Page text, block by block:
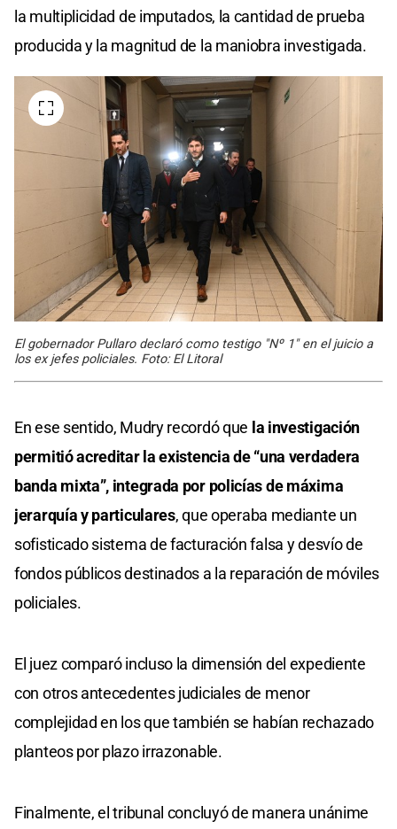
la multiplicidad de imputados, la cantidad de prueba
producida y la magnitud de la maniobra investigada.
El gobernador Pullaro declaró como testigo "Nº 1" en el juicio a
los ex jefes policiales. Foto: El Litoral
En ese sentido, Mudry recordó que la investigación
permitió acreditar la existencia de “una verdadera
banda mixta”, integrada por policías de máxima
jerarquía y particulares, que operaba mediante un
sofisticado sistema de facturación falsa y desvío de
fondos públicos destinados a la reparación de móviles
policiales.
El juez comparó incluso la dimensión del expediente
con otros antecedentes judiciales de menor
complejidad en los que también se habían rechazado
planteos por plazo irrazonable.
Finalmente, el tribunal concluyó de manera unánime